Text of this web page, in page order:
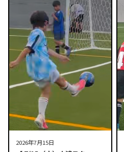
2026年7月15日